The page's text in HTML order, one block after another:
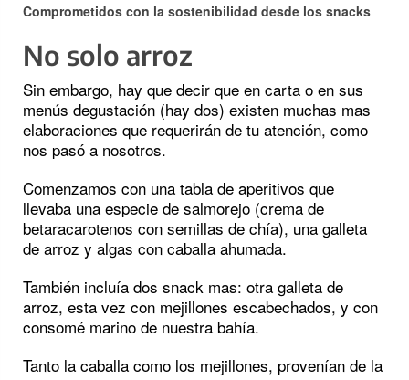
Comprometidos con la sostenibilidad desde los snacks
No solo arroz
Sin embargo, hay que decir que en carta o en sus
menús degustación (hay dos) existen muchas mas
elaboraciones que requerirán de tu atención, como
nos pasó a nosotros.
Comenzamos con una tabla de aperitivos que
llevaba una especie de salmorejo (crema de
betaracarotenos con semillas de chía), una galleta
de arroz y algas con caballa ahumada.
También incluía dos snack mas: otra galleta de
arroz, esta vez con mejillones escabechados, y con
consomé marino de nuestra bahía.
Tanto la caballa como los mejillones, provenían de la